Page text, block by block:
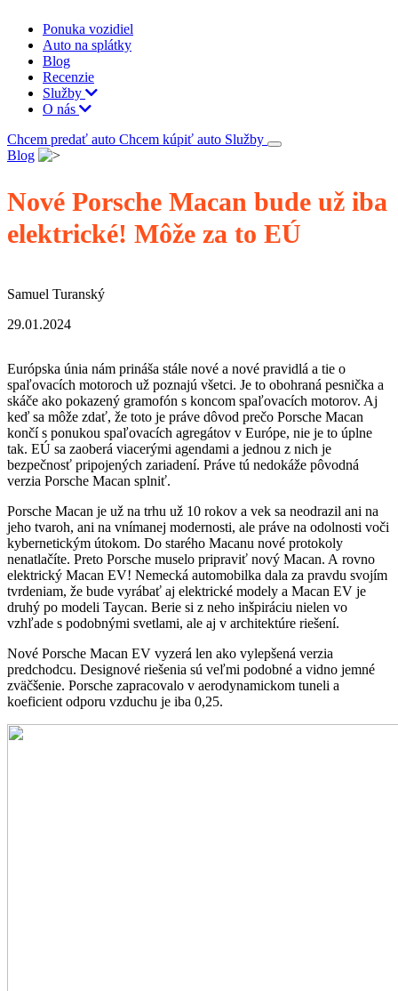
Ponuka vozidiel
Auto na splátky
Blog
Recenzie
Služby
O nás
Chcem predať auto Chcem kúpiť auto Služby
Blog
Nové Porsche Macan bude už iba
elektrické! Môže za to EÚ
Samuel Turanský
29.01.2024
Európska únia nám prináša stále nové a nové pravidlá a tie o
spaľovacích motoroch už poznajú všetci. Je to obohraná pesnička a
skáče ako pokazený gramofón s koncom spaľovacích motorov. Aj
keď sa môže zdať, že toto je práve dôvod prečo Porsche Macan
končí s ponukou spaľovacích agregátov v Európe, nie je to úplne
tak. EÚ sa zaoberá viacerými agendami a jednou z nich je
bezpečnosť pripojených zariadení. Práve tú nedokáže pôvodná
verzia Porsche Macan splniť.
Porsche Macan je už na trhu už 10 rokov a vek sa neodrazil ani na
jeho tvaroh, ani na vnímanej modernosti, ale práve na odolnosti voči
kybernetickým útokom. Do starého Macanu nové protokoly
nenatlačíte. Preto Porsche muselo pripraviť nový Macan. A rovno
elektrický Macan EV! Nemecká automobilka dala za pravdu svojím
tvrdeniam, že bude vyrábať aj elektrické modely a Macan EV je
druhý po modeli Taycan. Berie si z neho inšpiráciu nielen vo
vzhľade s podobnými svetlami, ale aj v architektúre riešení.
Nové Porsche Macan EV vyzerá len ako vylepšená verzia
predchodcu. Designové riešenia sú veľmi podobné a vidno jemné
zväčšenie. Porsche zapracovalo v aerodynamickom tuneli a
koeficient odporu vzduchu je iba 0,25.